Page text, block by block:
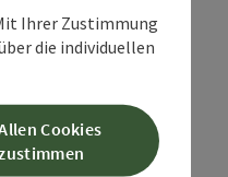
Ihrer Zustimmung
die individuellen
Cookies